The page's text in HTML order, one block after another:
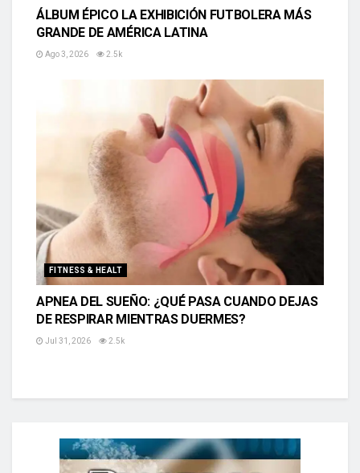
ÁLBUM ÉPICO LA EXHIBICIÓN FUTBOLERA MÁS
GRANDE DE AMÉRICA LATINA
Ago 3, 2026 2.5k
FITNESS & HEALT
APNEA DEL SUEÑO: ¿QUÉ PASA CUANDO DEJAS
DE RESPIRAR MIENTRAS DUERMES?
Jul 31, 2026 2.5k